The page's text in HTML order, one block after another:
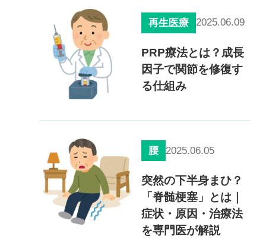
慢性疼痛
症例
よくある質問
採用情報 コラム
予約フォーム
再生医療 2025.06.09
PRP療法とは？成長
因子で関節を修復す
る仕組み
腰 2025.06.05
突然の下半身まひ？
「脊髄梗塞」とは｜
症状・原因・治療法
を専門医が解説